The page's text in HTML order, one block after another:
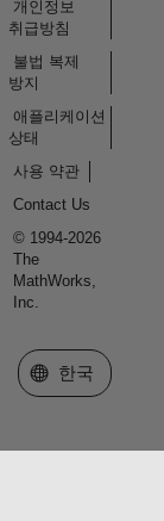
개인정보
취급방침
불법 복제
방지
애플리케이션
상태
사용 약관
Contact Us
© 1994-2026
The
MathWorks,
Inc.
웹사이트 선택
한국